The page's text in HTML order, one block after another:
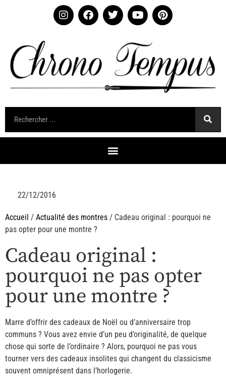
22/12/2016
Accueil / Actualité des montres / Cadeau original : pourquoi ne
pas opter pour une montre ?
Cadeau original :
pourquoi ne pas opter
pour une montre ?
Marre d’offrir des cadeaux de Noël ou d’anniversaire trop
communs ? Vous avez envie d’un peu d’originalité, de quelque
chose qui sorte de l’ordinaire ? Alors, pourquoi ne pas vous
tourner vers des cadeaux insolites qui changent du classicisme
souvent omniprésent dans l’horlogerie.